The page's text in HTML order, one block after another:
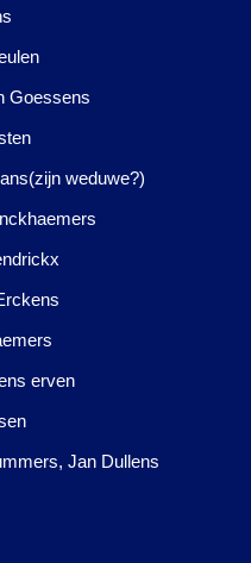
Goessens
weduwe?)
erven
Jan Dullens